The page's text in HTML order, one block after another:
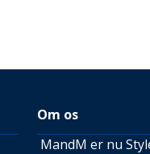
Om os
MandM er nu